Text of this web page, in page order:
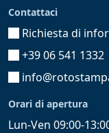
Contattaci
Richiesta di
+39 06 541 1332
Orari di apertura
Lun-Ven 09:00-